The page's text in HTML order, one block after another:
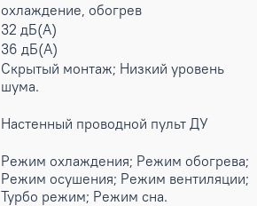
охлаждение, обогрев
32 дБ(А)
36 дБ(А)
Скрытый монтаж; Низкий уровень
шума.
Настенный проводной пульт ДУ
Режим охлаждения; Режим обогрева;
Режим осушения; Режим вентиляции;
Турбо режим; Режим сна.